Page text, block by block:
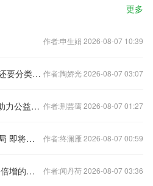
更多
作者:申生娟 2026-08-07 10:39
网传“垃圾不够烧”，生活垃圾还要分类吗？ 作者:陶娇光 2026-08-07 03:07
厦门彩民喜获1052万元大奖 助力公益建设爱心厦门 作者:荆芸霭 2026-08-07 01:27
台风“白海豚”影响我国已成定局 即将进入48小时台风警戒线 作者:终澜雁 2026-08-07 00:59
国际观察｜翻番的钢铝关税 倍增的反制和反噬 作者:闻丹荷 2026-08-07 03:36